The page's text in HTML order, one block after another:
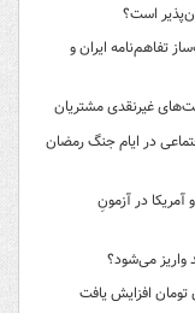
است؟
جزئیات ۱۴ بند سرنوشت‌ساز تفاهم‌نامه ایران و
غیرنقدی مشتریان
در ایام جنگ رمضان
آمریکا در آزمونِ
واریز می‌شود؟